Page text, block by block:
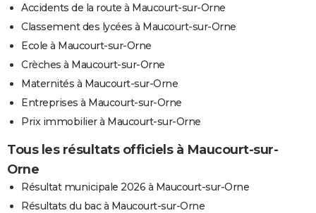
Accidents de la route à Maucourt-sur-Orne
Classement des lycées à Maucourt-sur-Orne
Ecole à Maucourt-sur-Orne
Crèches à Maucourt-sur-Orne
Maternités à Maucourt-sur-Orne
Entreprises à Maucourt-sur-Orne
Prix immobilier à Maucourt-sur-Orne
Tous les résultats officiels à Maucourt-sur-
Orne
Résultat municipale 2026 à Maucourt-sur-Orne
Résultats du bac à Maucourt-sur-Orne